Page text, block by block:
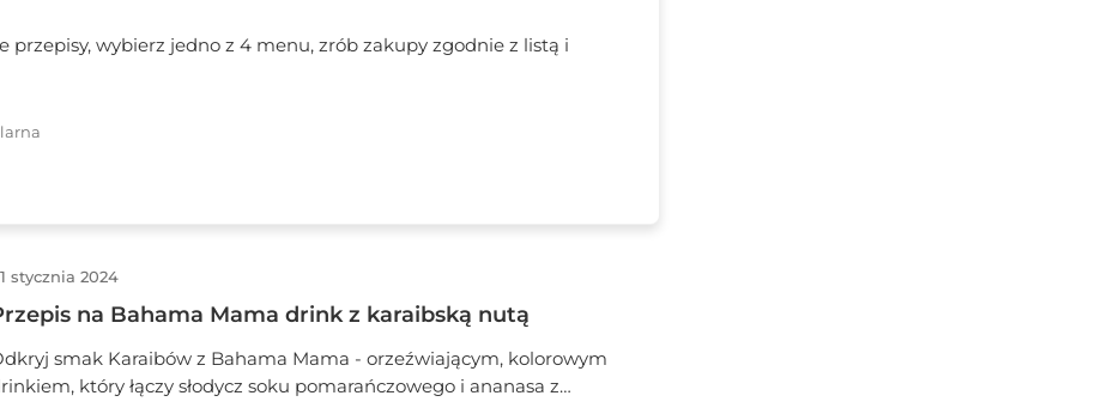
przepisy, wybierz jedno z 4 menu, zrób zakupy zgodnie z listą i
stycznia 2024
na Bahama Mama drink z karaibską nutą
smak Karaibów z Bahama Mama - orzeźwiającym, kolorowym
który łączy słodycz soku pomarańczowego i ananasa z